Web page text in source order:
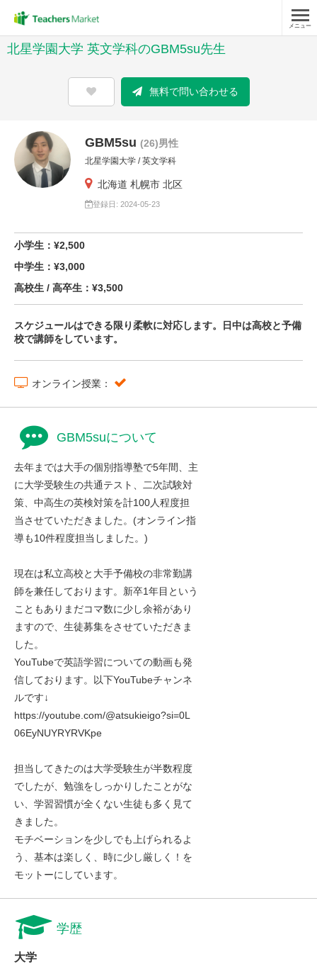
メニュー
北星学園大学 英文学科のGBM5su先生
無料で問い合わせる
GBM5su (26)男性
北星学園大学 / 英文学科
北海道 札幌市 北区
登録日: 2024-05-23
小学生：¥2,500
中学生：¥3,000
高校生 / 高卒生：¥3,500
スケジュールはできる限り柔軟に対応します。日中は高校と予備
校で講師をしています。
オンライン授業：
GBM5suについて
去年までは大手の個別指導塾で5年間、主
に大学受験生の共通テスト、二次試験対
策、中高生の英検対策を計100人程度担
当させていただきました。(オンライン指
導も10件程度担当しました。)
現在は私立高校と大手予備校の非常勤講
師を兼任しております。新卒1年目という
こともありまだコマ数に少し余裕があり
ますので、生徒募集をさせていただきま
した。
YouTubeで英語学習についての動画も発
信しております。以下YouTubeチャンネ
ルです↓
https://youtube.com/@atsukieigo?si=0L
06EyNUYRYRVKpe
担当してきたのは大学受験生が半数程度
でしたが、勉強をしっかりしたことがな
い、学習習慣が全くない生徒も多く見て
きました。
モチベーションを少しでも上げられるよ
う、基本は楽しく、時に少し厳しく！を
モットーにしています。
学歴
大学